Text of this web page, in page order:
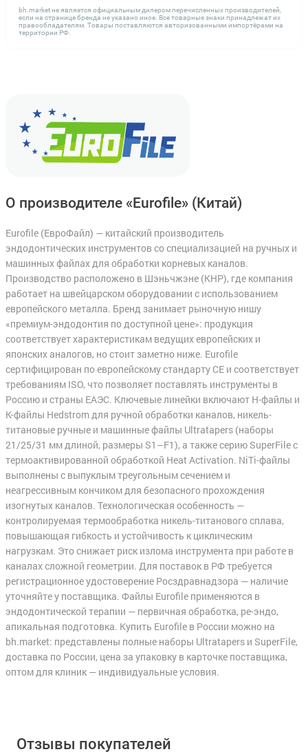
bh.market не является официальным дилером перечисленных производителей,
если на странице бренда не указано иное. Все товарные знаки принадлежат их
правообладателям. Товары поставляются авторизованными импортёрами на
территории РФ.
О производителе «Eurofile» (Китай)
Eurofile (ЕвроФайл) — китайский производитель
эндодонтических инструментов со специализацией на ручных и
машинных файлах для обработки корневых каналов.
Производство расположено в Шэньчжэне (КНР), где компания
работает на швейцарском оборудовании с использованием
европейского металла. Бренд занимает рыночную нишу
«премиум-эндодонтия по доступной цене»: продукция
соответствует характеристикам ведущих европейских и
японских аналогов, но стоит заметно ниже. Eurofile
сертифицирован по европейскому стандарту CE и соответствует
требованиям ISO, что позволяет поставлять инструменты в
Россию и страны ЕАЭС. Ключевые линейки включают H-файлы и
K-файлы Hedstrom для ручной обработки каналов, никель-
титановые ручные и машинные файлы Ultratapers (наборы
21/25/31 мм длиной, размеры S1–F1), а также серию SuperFile с
термоактивированной обработкой Heat Activation. NiTi-файлы
выполнены с выпуклым треугольным сечением и
неагрессивным кончиком для безопасного прохождения
изогнутых каналов. Технологическая особенность —
контролируемая термообработка никель-титанового сплава,
повышающая гибкость и устойчивость к циклическим
нагрузкам. Это снижает риск излома инструмента при работе в
каналах сложной геометрии. Для поставок в РФ требуется
регистрационное удостоверение Росздравнадзора — наличие
уточняйте у поставщика. Файлы Eurofile применяются в
эндодонтической терапии — первичная обработка, ре-эндо,
апикальная подготовка. Купить Eurofile в России можно на
bh.market: представлены полные наборы Ultratapers и SuperFile,
доставка по России, цена за упаковку в карточке поставщика,
оптом для клиник — индивидуальные условия.
Отзывы покупателей